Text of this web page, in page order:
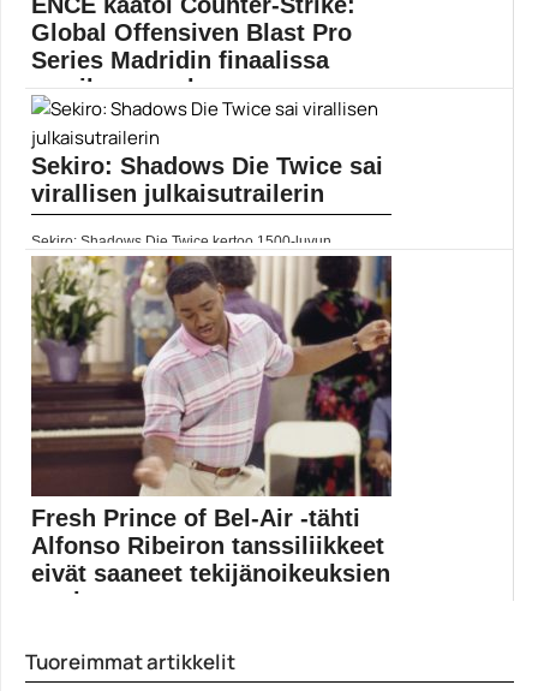
Global Offensiven Blast Pro
Series Madridin finaalissa
maailman parhaana...
Suomalainen ENCE voitti Counter-Strike: Global
Offensiven Blast Pro...
ENCE
Sekiro: Shadows Die Twice sai
virallisen julkaisutrailerin
Sekiro: Shadows Die Twice kertoo 1500-luvun
japanissa seikkailevasta...
Pelit
Fresh Prince of Bel-Air -tähti
Alfonso Ribeiron tanssiliikkeet
eivät saaneet tekijänoikeuksien
suoja...
Prince of Bel-Air -tähti...
Tuoreimmat artikkelit